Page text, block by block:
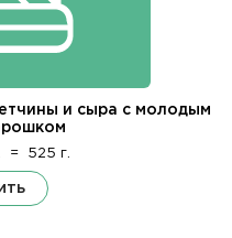
и сыра с молодым
= 525 г.